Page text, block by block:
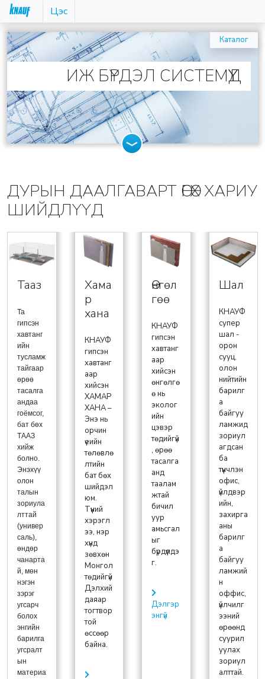
Цэс
ИЖ БҮРДЭЛ СИСТЕМҮҮД
ДУРЫН ДААЛГАВАРТ ӨГӨХ ХАРИУ
ШИЙДЛҮҮД
Тааз
Та
гипсэн
хавтанг
ийн
тусламж
тайгаар
өрөө
тасалга
андаа
гоёмсог,
бат бөх
ТААЗ
хийж
болно.
Энэхүү
олон
талын
зориула
лттай
(универ
саль),
өндөр
чанарта
й, мөн
нэгэн
зэрэг
угсарч
болох
энгийн
барилга
угсралт
ын
материа
Хама
р
хана
КНАУФ
гипсэн
хавтанг
аар
хийсэн
ХАМАР
ХАНА –
Энэ нь
орчин
үеийн
төлөвлө
лтийн
бат бөх
шийдэл
юм.
Түүний
хэрэгл
ээ, нэр
хүнд
зөвхөн
Монгол
төдийгүй
Дэлхий
даяар
тогтвор
той
өссөөр
байна.
Өнгөл
гөө
КНАУФ
гипсэн
хавтанг
аар
хийсэн
өнгөлгө
ө нь
эколог
ийн
цэвэр
төдийгүй
, өрөө
тасалга
анд
таалам
жтай
бичил
уур
амьсгал
ыг
бүрдүүлдэ
г.
Дэлгэр
энгүй
Шал
КНАУФ
супер
шал -
орон
сууц,
олон
нийтийн
барилг
а
байгуу
ламжид
зориул
агдсан
ба
түүнчлэн
офис,
үйлдвэр
ийн,
захирга
аны
барилг
а
байгуу
ламжий
н
оффис,
үйлчилг
ээний
өрөөнд
суурил
уулах
зориул
алттай.
Каталог